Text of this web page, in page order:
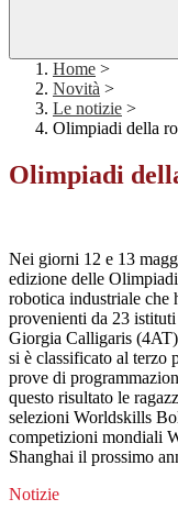
Home >
Novità >
Le notizie >
Olimpiadi della
Olimpiadi
Nei giorni 12 e 13
edizione delle
robotica industriale che
provenienti da 23
Giorgia Calligaris
si è classificato al terzo
prove di
questo risultato le
selezioni Worldskills
competizioni mondiali
Shanghai il prossimo
Notizie